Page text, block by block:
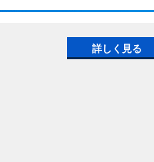
詳しく見る